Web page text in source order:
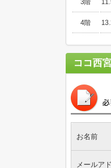
3階
4階
ココ西
お名前
メールア